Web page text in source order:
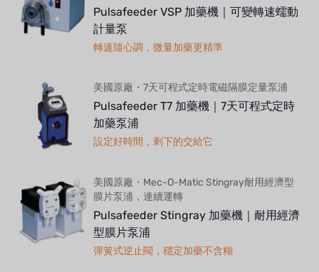
Pulsafeeder VSP 加藥機｜可變轉速蠕動
計量泵
轉速隨心調，微量加藥更精準
美國原廠・7天可程式定時電磁隔膜定量泵浦
Pulsafeeder T7 加藥機｜7天可程式定時
加藥泵浦
設定好時間，剩下的交給它
美國原廠・Mec-O-Matic Stingray耐用經濟型
膜片泵浦，連續運轉
Pulsafeeder Stingray 加藥機｜耐用經濟
型膜片泵浦
彈簧式逆止閥，穩定加藥不含糊